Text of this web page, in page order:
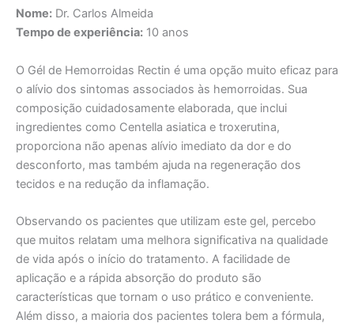
Nome: Dr. Carlos Almeida
Tempo de experiência: 10 anos
O Gél de Hemorroidas Rectin é uma opção muito eficaz para
o alívio dos sintomas associados às hemorroidas. Sua
composição cuidadosamente elaborada, que inclui
ingredientes como Centella asiatica e troxerutina,
proporciona não apenas alívio imediato da dor e do
desconforto, mas também ajuda na regeneração dos
tecidos e na redução da inflamação.
Observando os pacientes que utilizam este gel, percebo
que muitos relatam uma melhora significativa na qualidade
de vida após o início do tratamento. A facilidade de
aplicação e a rápida absorção do produto são
características que tornam o uso prático e conveniente.
Além disso, a maioria dos pacientes tolera bem a fórmula,